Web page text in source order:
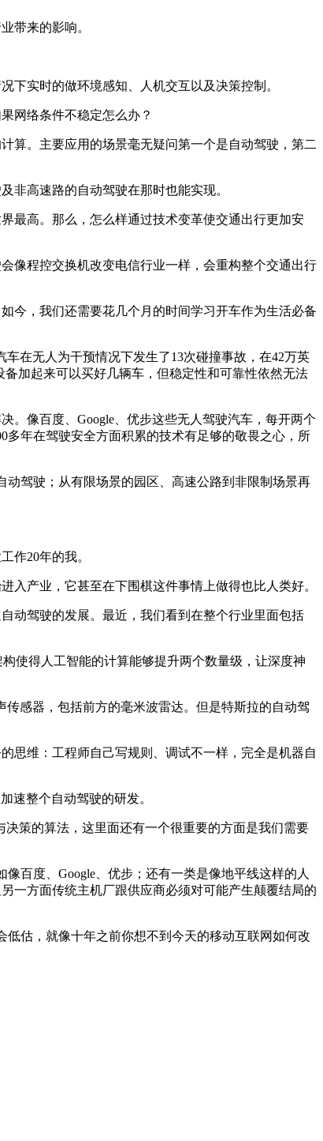
带来的影响。
实时的做环境感知、人机交互以及决策控制。
网络条件不稳定怎么办？
。主要应用的场景毫无疑问第一个是自动驾驶，第二
高速路的自动驾驶在那时也能实现。
高。那么，怎么样通过技术变革使交通出行更加安
程控交换机改变电信行业一样，会重构整个交通出行
，我们还需要花几个月的时间学习开车作为生活必备
在无人为干预情况下发生了13次碰撞事故，在42万英
加起来可以买好几辆车，但稳定性和可靠性依然无法
像百度、Google、优步这些无人驾驶汽车，每开两个
年在驾驶安全方面积累的技术有足够的敬畏之心，所
驾驶；从有限场景的园区、高速公路到非限制场景再
作20年的我。
产业，它甚至在下围棋这件事情上做得也比人类好。
驾驶的发展。最近，我们看到在整个行业里面包括
得人工智能的计算能够提升两个数量级，让深度神
感器，包括前方的毫米波雷达。但是特斯拉的自动驾
维：工程师自己写规则、调试不一样，完全是机器自
速整个自动驾驶的研发。
策的算法，这里面还有一个很重要的方面是我们需要
百度、Google、优步；还有一类是像地平线这样的人
一方面传统主机厂跟供应商必须对可能产生颠覆结局的
估，就像十年之前你想不到今天的移动互联网如何改